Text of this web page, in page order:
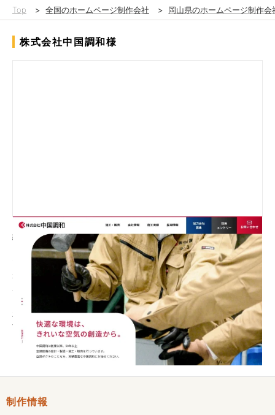
Top > 全国のホームページ制作会社 > 岡山県のホームページ制作会
株式会社中国調和様
約50年に渡り、岡山県内外の病院や工場、商業施設、学校な
ど、さまざまな場所へ最適な空調ダクト設備を設計、施工してき
た中国調和様。以前、ホームページを制作させていただきました
が、より清潔感や安心感のあるデザインにしたいというご希望が
あり、リニューアルのご相談をいただきました。
新しくなった工場内での撮影や、先輩インタビューページに掲載
する写真の撮影なども実施。また、新たに「協力会社募集」ペー
ジを追加。ダクト工事の協業パートナー様に向けた案内を記載し
ました。
制作情報